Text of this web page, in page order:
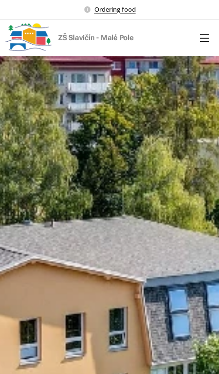
Ordering food
ZŠ Slavičín - Malé Pole